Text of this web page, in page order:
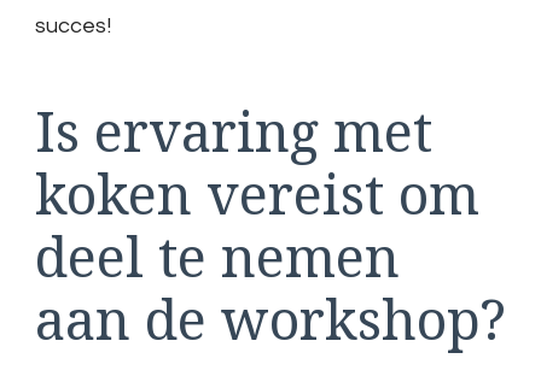
succes!
Is ervaring met
koken vereist om
deel te nemen
aan de workshop?